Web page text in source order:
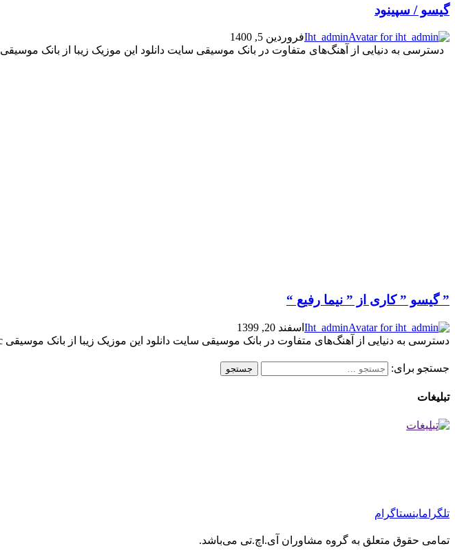
گیسو / سپینود
Iht_adminفروردین 5, 1400
دسترسی به دنیایی از آهنگ‌های متفاوت در بانک موسیقی سایت دانلود این موزیک زیبا از بانک موسیقی iht-music صفحه ...
” گیسو ” کاری از ” نیما رفیع “
Iht_admin اسفند 20, 1399
دسترسی به دنیایی از آهنگ‌های متفاوت در بانک موسیقی سایت دانلود این موزیک زیبا از بانک موسیقی iht-music صفحه فعال ...
جستجو برای:
تبلیغات
تلگراماینستاگرام
تمامی حقوق متعلق به گروه مشاوران آی.اچ.تی می‌باشد.